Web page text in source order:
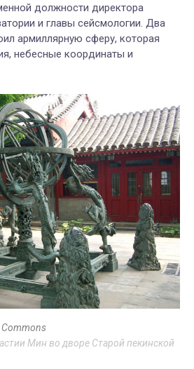
должности директора
и главы сейсмологии. Два
армиллярную сферу, которая
небесные координаты и
Мин во дворе Старой пекинской